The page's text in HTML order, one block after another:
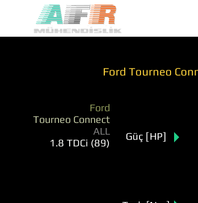
Ford Tourneo
Ford
Tourneo Connect
ALL
1.8 TDCi (89)
Güç [HP]